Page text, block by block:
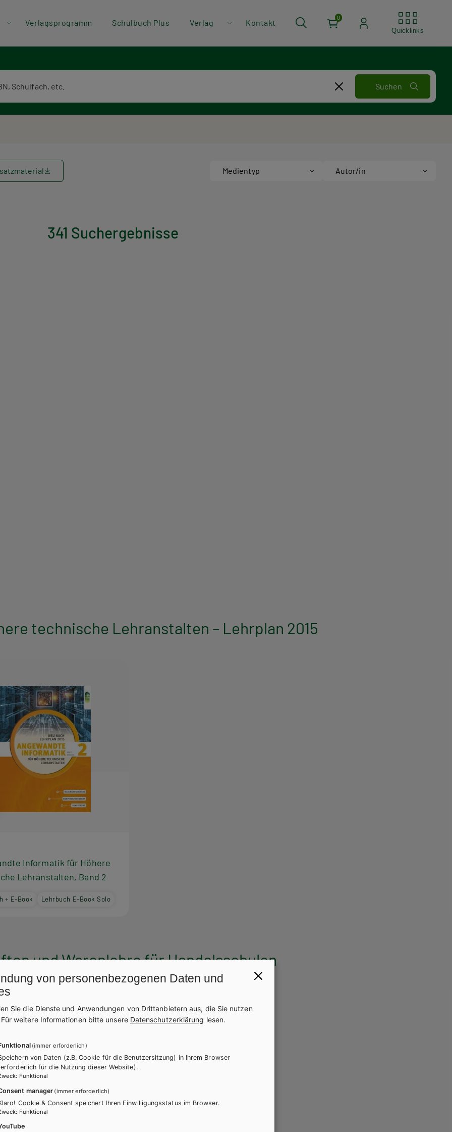
Verlagsprogramm Schulbuch Plus Verlag Kontakt
0
Quicklinks
341 Suchergebnisse
technische Lehranstalten – Lehrplan 2015
Informatik für Höhere
Lehranstalten, Band 2
+ E-Book Lehrbuch E-Book Solo
und Warenlehre für Handelsschulen
von personenbezogenen Daten und
Sie die Dienste und Anwendungen von Drittanbietern aus, die Sie nutzen
Für weitere Informationen bitte unsere Datenschutzerklärung lesen.
(immer erforderlich)
von Daten (z.B. Cookie für die Benutzersitzung) in Ihrem Browser
für die Nutzung dieser Website).
: Funktional
manager (immer erforderlich)
Cookie & Consent speichert Ihren Einwilligungsstatus im Browser.
: Funktional